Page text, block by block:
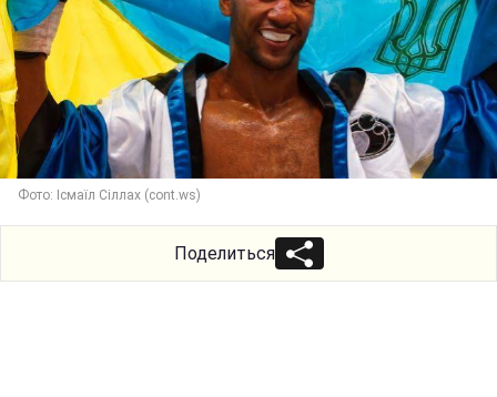
Фото: Ісмаїл Сіллах (cont.ws)
Поделиться